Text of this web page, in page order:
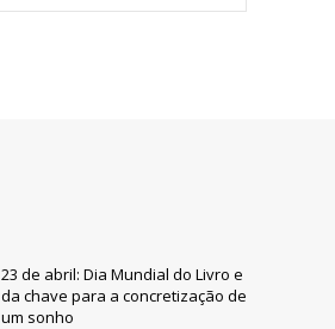
23 de abril: Dia Mundial do Livro e
da chave para a concretização de
um sonho